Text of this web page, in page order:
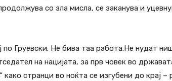
со зла мисла, се заканува и
по Груевски. Не бива таа работа.Не нудат
на нацијата, за прв човек во
странци во ноќта се изгубени до крај –